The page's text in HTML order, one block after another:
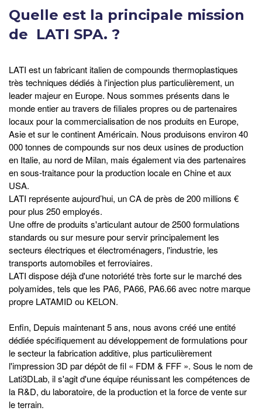
Quelle est la principale mission
de LATI SPA. ?
LATI est un fabricant italien de compounds thermoplastiques
très techniques dédiés à l'injection plus particulièrement, un
leader majeur en Europe. Nous sommes présents dans le
monde entier au travers de filiales propres ou de partenaires
locaux pour la commercialisation de nos produits en Europe,
Asie et sur le continent Américain. Nous produisons environ 40
000 tonnes de compounds sur nos deux usines de production
en Italie, au nord de Milan, mais également via des partenaires
en sous-traitance pour la production locale en Chine et aux
USA.
LATI représente aujourd’hui, un CA de près de 200 millions €
pour plus 250 employés.
Une offre de produits s'articulant autour de 2500 formulations
standards ou sur mesure pour servir principalement les
secteurs électriques et électroménagers, l'industrie, les
transports automobiles et ferroviaires.
LATI dispose déjà d'une notoriété très forte sur le marché des
polyamides, tels que les PA6, PA66, PA6.66 avec notre marque
propre LATAMID ou KELON.
Enfin, Depuis maintenant 5 ans, nous avons créé une entité
dédiée spécifiquement au développement de formulations pour
le secteur la fabrication additive, plus particulièrement
l'impression 3D par dépôt de fil « FDM & FFF ». Sous le nom de
Lati3DLab, il s'agit d'une équipe réunissant les compétences de
la R&D, du laboratoire, de la production et la force de vente sur
le terrain.